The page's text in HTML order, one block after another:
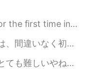
my favorite people. Shotgun is...
ングを始めたときと同じように、すべてのリフトに苦労しているようでした。私...
のメッセージを無視し、 それは６年ほどお互いを知っている友達がすること...